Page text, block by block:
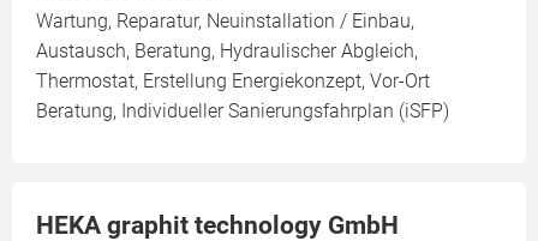
Wartung, Reparatur, Neuinstallation / Einbau,
Austausch, Beratung, Hydraulischer Abgleich,
Thermostat, Erstellung Energiekonzept, Vor-Ort
Beratung, Individueller Sanierungsfahrplan (iSFP)
HEKA graphit technology GmbH